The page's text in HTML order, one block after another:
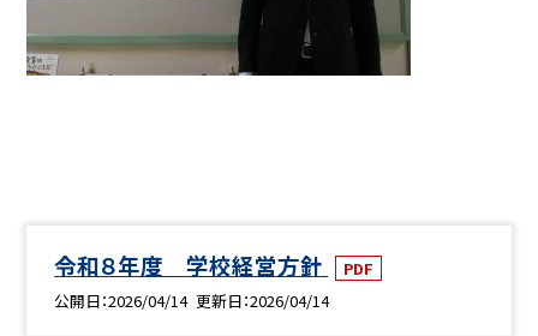
令和８年度 学校経営方針
PDF
公開日 2026/04/14 更新日 2026/04/14